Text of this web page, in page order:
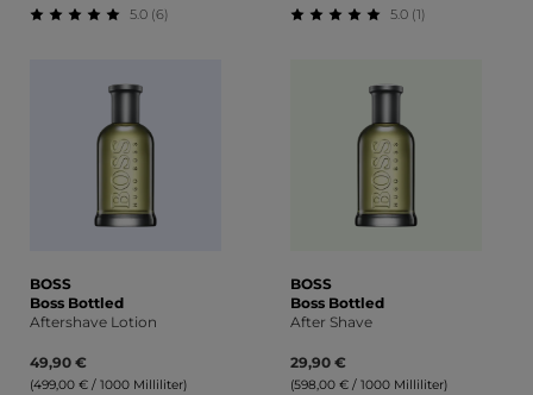
5.0 (6) 5.0 (1)
BOSS
Boss Bottled
Aftershave Lotion
49,90 €
(499,00 € / 1000 Milliliter)
BOSS
Boss Bottled
After Shave
29,90 €
(598,00 € / 1000 Milliliter)